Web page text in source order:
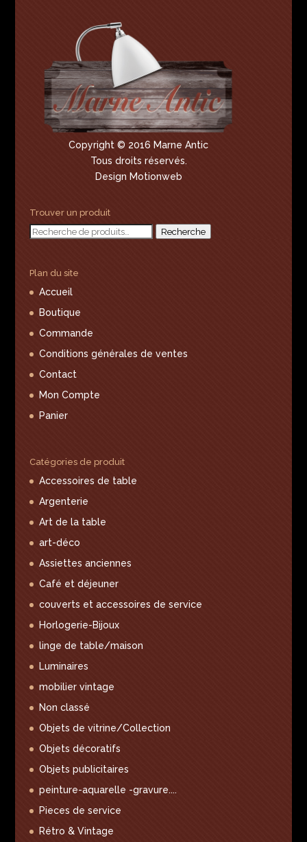
Copyright © 2016 Marne Antic
Tous droits réservés.
Design Motionweb
Trouver un produit
Recherche
Recherche
Plan du site
Accueil
Boutique
Commande
Conditions générales de ventes
Contact
Mon Compte
Panier
Catégories de produit
Accessoires de table
Argenterie
Art de la table
art-déco
Assiettes anciennes
Café et déjeuner
couverts et accessoires de service
Horlogerie-Bijoux
linge de table/maison
Luminaires
mobilier vintage
Non classé
Objets de vitrine/Collection
Objets décoratifs
Objets publicitaires
peinture-aquarelle -gravure....
Pieces de service
Rétro & Vintage